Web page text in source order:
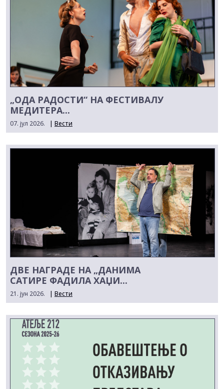
„ОДА РАДОСТИ“ НА ФЕСТИВАЛУ
МЕДИТЕРА...
07. јул 2026. | Вести
ДВЕ НАГРАДЕ НА „ДАНИМА
САТИРЕ ФАДИЛА ХАЏИ...
21. јун 2026. | Вести